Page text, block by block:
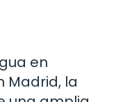
en
Madrid, la